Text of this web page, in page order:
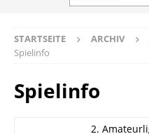
STARTSEITE ARCHIV
Spielinfo
Spielinfo
2.